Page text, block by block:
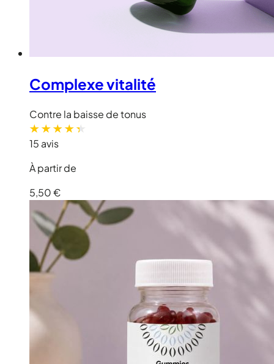
Complexe vitalité
Contre la baisse de tonus
15 avis
À partir de
5,50 €